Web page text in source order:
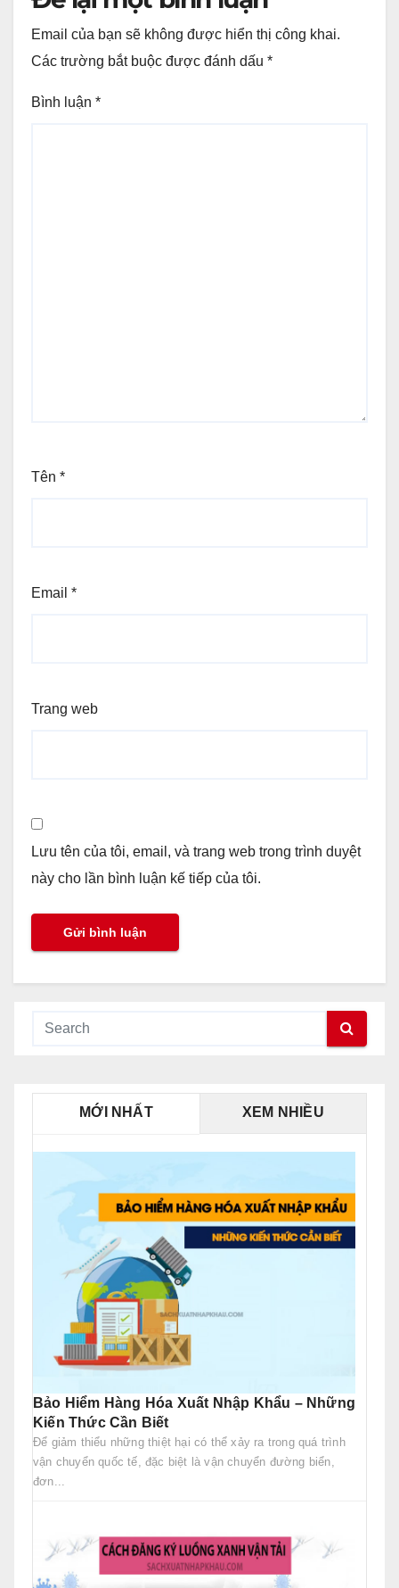
Email của bạn sẽ không được hiển thị công khai.
Các trường bắt buộc được đánh dấu *
Bình luận *
Tên *
Email *
Trang web
Lưu tên của tôi, email, và trang web trong trình duyệt
này cho lần bình luận kế tiếp của tôi.
MỚI NHẤT XEM NHIỀU
Bảo Hiểm Hàng Hóa Xuất Nhập Khẩu – Những
Kiến Thức Cần Biết
Để giảm thiểu những thiệt hại có thể xảy ra trong quá trình
vận chuyển quốc tế, đặc biệt là vận chuyển đường biển,
đơn...